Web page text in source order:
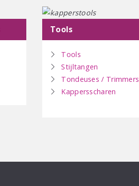
Tools
Tools
Stijltangen
Tondeuses / Trimmers
Kappersscharen